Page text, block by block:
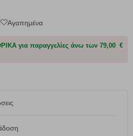
Αγαπημένα
για παραγγελίες άνω των 79,00 €